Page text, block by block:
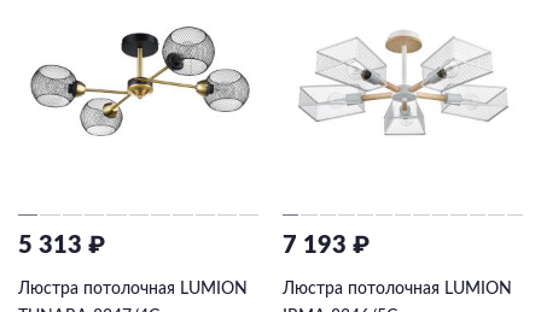
5 313 ₽
Люстра потолочная LUMION
7 193 ₽
Люстра потолочная LUMION